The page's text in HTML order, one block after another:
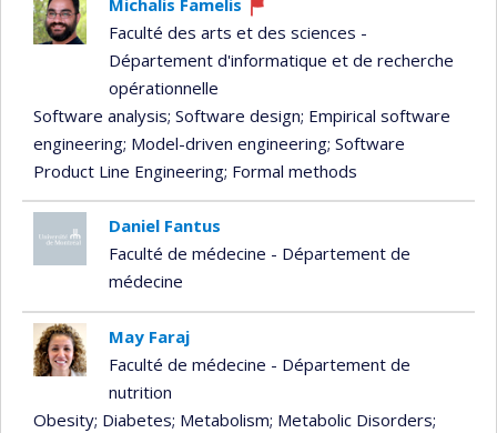
Michalis Famelis
Currently
recruiting
Faculté des arts et des sciences -
Département d'informatique et de recherche
opérationnelle
Software analysis; Software design; Empirical software
engineering; Model-driven engineering; Software
Product Line Engineering; Formal methods
Daniel Fantus
Faculté de médecine - Département de
médecine
May Faraj
Faculté de médecine - Département de
nutrition
Obesity; Diabetes; Metabolism; Metabolic Disorders;